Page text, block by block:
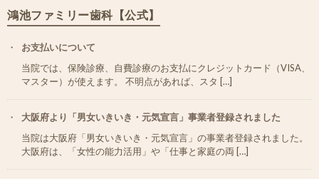
鴻池ファミリー歯科【公式】
お支払いについて
当院では、保険診療、自費診療のお支払にクレジットカード（VISA、
マスター）が使えます。 不明点があれば、スタ […]
大阪府より「男女いきいき・元気宣言」事業者登録されました
当院は大阪府「男女いきいき・元気宣言」の事業者登録されました。
大阪府は、「女性の能力活用」や「仕事と家庭の両 […]